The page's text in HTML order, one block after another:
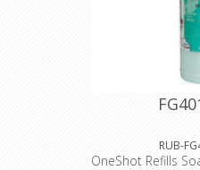
RUB-
OneShot Refills